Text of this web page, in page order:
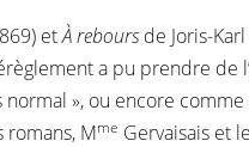
etÀ reboursde Joris-
a pu prendre de
», ou encore
Mme Gervaisais et